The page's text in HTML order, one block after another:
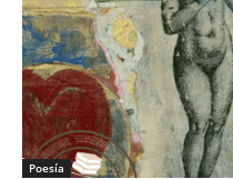
Poesía